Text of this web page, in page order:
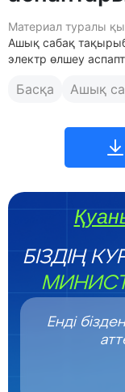
Материал туралы
Ашық сабақ
электр өлшеу
Басқа Ашық
БІЗДІҢ
Енді